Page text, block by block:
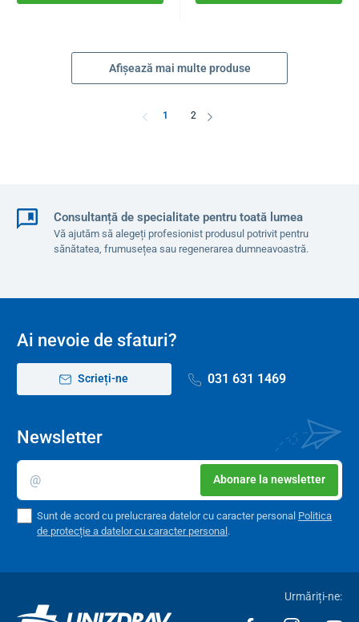
Afișează mai multe produse
1 2
Consultanță de specialitate pentru toată lumea
Vă ajutăm să alegeți profesionist produsul potrivit pentru
sănătatea, frumusețea sau regenerarea dumneavoastră.
Ai nevoie de sfaturi?
Scrieți-ne 031 631 1469
Newsletter
Abonare la newsletter
Sunt de acord cu prelucrarea datelor cu caracter personal Politica
de protecție a datelor cu caracter personal .
Urmăriți-ne: